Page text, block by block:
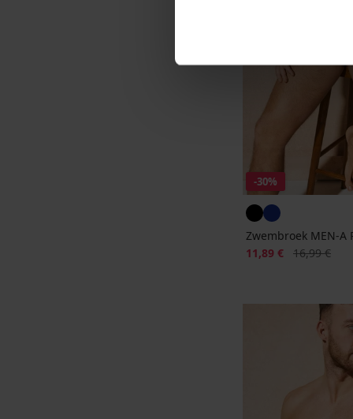
-30%
Zwembroek MEN-A
Korting
11,89 € 16,99 €